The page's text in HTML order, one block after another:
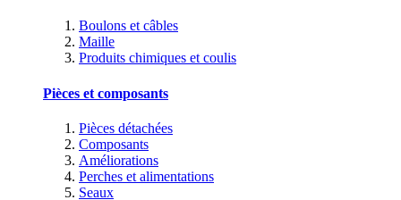
Boulons et câbles
Maille
Produits chimiques et coulis
Pièces et composants
Pièces détachées
Composants
Améliorations
Perches et alimentations
Seaux